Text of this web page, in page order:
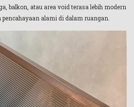
balkon, atau area void terasa lebih modern
alami di dalam ruangan.